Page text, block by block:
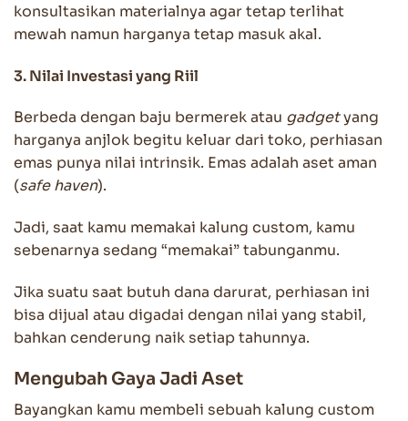
konsultasikan materialnya agar tetap terlihat
mewah namun harganya tetap masuk akal.
3. Nilai Investasi yang Riil
Berbeda dengan baju bermerek atau gadgetyang
harganya anjlok begitu keluar dari toko, perhiasan
emas punya nilai intrinsik. Emas adalah aset aman
(safe haven).
Jadi, saat kamu memakai kalung custom, kamu
sebenarnya sedang “memakai” tabunganmu.
Jika suatu saat butuh dana darurat, perhiasan ini
bisa dijual atau digadai dengan nilai yang stabil,
bahkan cenderung naik setiap tahunnya.
Mengubah Gaya Jadi Aset
Bayangkan kamu membeli sebuah kalung custom